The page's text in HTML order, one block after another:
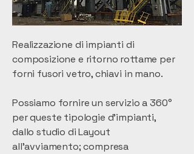
Realizzazione di impianti di
composizione e ritorno rottame per
forni fusori vetro, chiavi in mano.
Possiamo fornire un servizio a 360°
per queste tipologie d’impianti,
dallo studio di Layout
all’avviamento; compresa